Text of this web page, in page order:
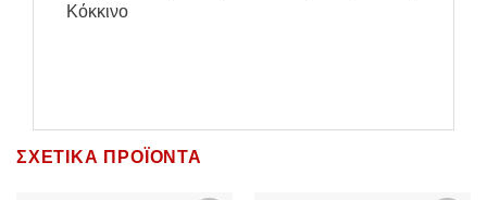
Κόκκινο
ΣΧΕΤΙΚΆ ΠΡΟΪΌΝΤΑ